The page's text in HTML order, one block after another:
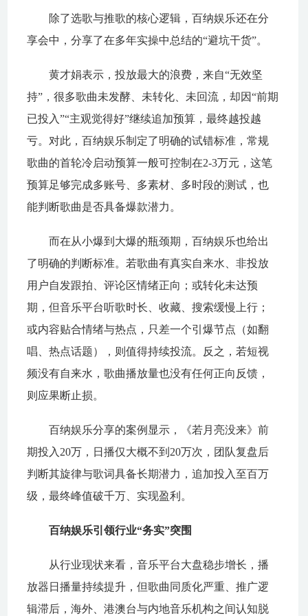
除了选歌与推歌的核心逻辑，百纳娱乐还在分
享会中，分享了在多年实操中总结的“避坑干货”。
黄才娟表示，投放最大的浪费，来自“无效坚
持”，很多歌曲未发酵、未转化、未回流，却因“前期
已投入”“主观觉得好”继续追加预算，最终越投越
亏。对此，百纳娱乐制定了明确的试错标准，常规
歌曲的首轮冷启动预算一般可控制在2-3万元，这笔
预算足够完成多账号、多素材、多时段的测试，也
能判断歌曲是否具备爆款潜力。
而在从小爆到大爆的瓶颈期，百纳娱乐也给出
了明确的判断标准。若歌曲有真实自来水、非投放
用户自发跟拍、评论区情绪正向；或转化未达预
期，但音乐平台听歌时长、收藏、搜索缓慢上行；
或内容贴合情绪与热点，只差一个引爆节点（如翻
唱、热点话题），则值得持续投流。反之，若短视
频没有自来水，歌曲播放量也没有任何正向反馈，
则应果断止损。
百纳娱乐分享的案例显示，《若月亮没来》前
期投入20万，日播仅大概不到20万次，团队复盘后
判断其旋律与歌词具备长期潜力，追加投入至百万
级，最终峰值破千万、实现盈利。
百纳娱乐引领行业“务实”突围
从行业现状来看，音乐平台大盘稳步增长，播
放器日播量持续提升，但歌曲同质化严重、推广逻
辑滞后，海外、港澳台与内地音乐机构之间认知脱